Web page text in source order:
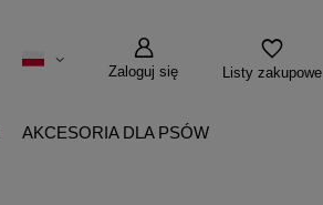
Zaloguj się Listy zakupowe
AKCESORIA DLA PSÓW